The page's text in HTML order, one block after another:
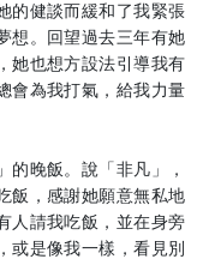
的健談而緩和了我緊張
想。回望過去三年有她
她也想方設法引導我有
會為我打氣，給我力量
的晚飯。說「非凡」，
飯，感謝她願意無私地
人請我吃飯，並在身旁
或是像我一樣，看見別